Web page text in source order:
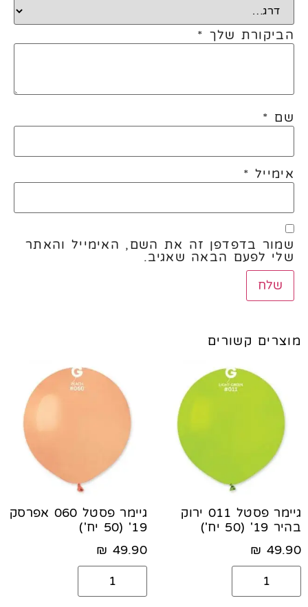
הביקורת שלך *
שם *
אימייל *
שמור בדפדפן זה את השם, האימייל והאתר
שלי לפעם הבאה שאגיב.
מוצרים קשורים
גיימר פסטל 011 ירוק
בהיר 19' (50 יח')
49.90
₪
גיימר פסטל 060 אפרסק
19' (50 יח')
49.90
₪